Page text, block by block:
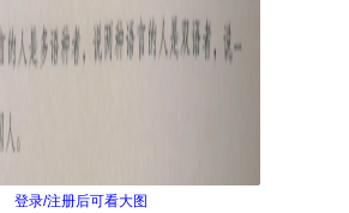
登录/注册后可看大图